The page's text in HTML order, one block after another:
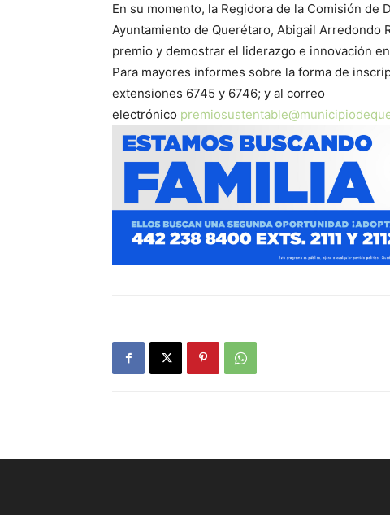
En su momento, la Regidora de la Comisión de
Ayuntamiento de Querétaro, Abigail Arredondo
premio y demostrar el liderazgo e innovación
Para mayores informes sobre la forma de
extensiones 6745 y 6746; y al correo
electrónico